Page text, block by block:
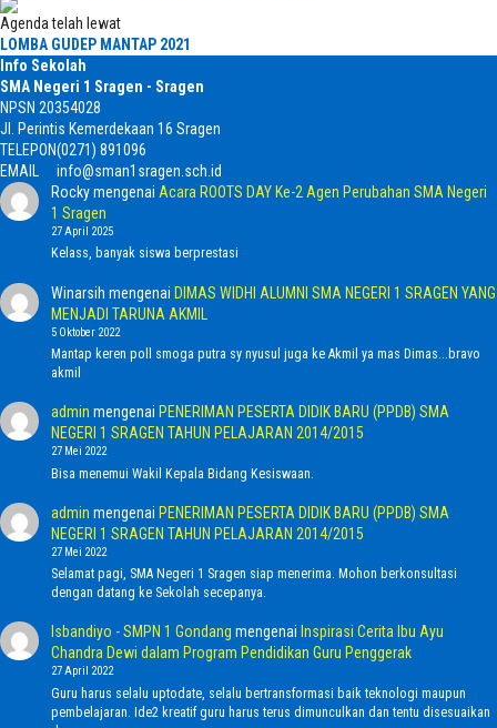
Agenda telah lewat
LOMBA GUDEP MANTAP 2021
Info Sekolah
SMA Negeri 1 Sragen - Sragen
NPSN 20354028
Jl. Perintis Kemerdekaan 16 Sragen
TELEPON(0271) 891096
EMAIL
info@sman1sragen.sch.id
Rockymengenai Acara ROOTS DAY Ke-2 Agen Perubahan SMA Negeri
1 Sragen
27 April 2025
Kelass, banyak siswa berprestasi
Winarsih mengenai DIMAS WIDHI ALUMNI SMA NEGERI 1 SRAGEN YANG
MENJADI TARUNA AKMIL
5 Oktober 2022
Mantap keren poll smoga putra sy nyusul juga ke Akmil ya mas Dimas...bravo
akmil
admin mengenai PENERIMAN PESERTA DIDIK BARU (PPDB) SMA
NEGERI 1 SRAGEN TAHUN PELAJARAN 2014/2015
27 Mei 2022
Bisa menemui Wakil Kepala Bidang Kesiswaan.
admin mengenai PENERIMAN PESERTA DIDIK BARU (PPDB) SMA
NEGERI 1 SRAGEN TAHUN PELAJARAN 2014/2015
27 Mei 2022
Selamat pagi, SMA Negeri 1 Sragen siap menerima. Mohon berkonsultasi
dengan datang ke Sekolah secepanya.
Isbandiyo - SMPN 1 Gondang mengenai Inspirasi Cerita Ibu Ayu
Chandra Dewi dalam Program Pendidikan Guru Penggerak
27 April 2022
Guru harus selalu uptodate, selalu bertransformasi baik teknologi maupun
pembelajaran. Ide2 kreatif guru harus terus dimunculkan dan tentu disesuaikan